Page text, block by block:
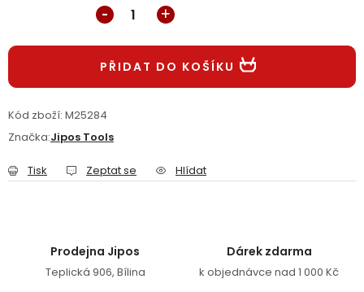
Reklamační formulář
Obchodní podmínky Reklamační řád
Podmínky ochrany osobních údajů
PŘIDAT DO KOŠÍKU
Kód zboží: M25284
Značka:Jipos Tools
Tisk Zeptat se Hlídat
Prodejna Jipos
Teplická 906, Bílina
Dárek zdarma
k objednávce nad 1 000 Kč